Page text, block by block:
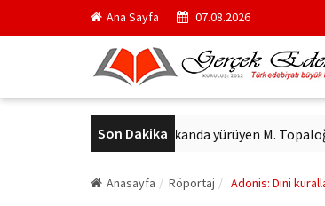
Ana Sayfa 07.08.2026
Son Dakika
Arkanda yürüyen M. Topaloğlu
Anasayfa Röportaj Adonis: Dini